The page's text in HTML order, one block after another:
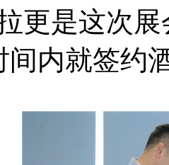
是这次展
间内就签约